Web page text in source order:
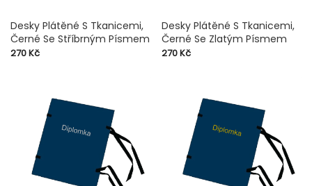
Desky Plátěné S Tkanicemi,
Černé Se Stříbrným Písmem
Cena
270 Kč
Desky Plátěné S Tkanicemi,
Černé Se Zlatým Písmem
Cena
270 Kč